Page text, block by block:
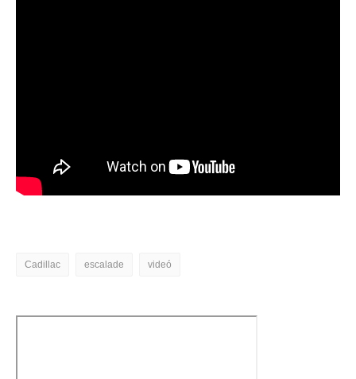
Cadillac escalade videó